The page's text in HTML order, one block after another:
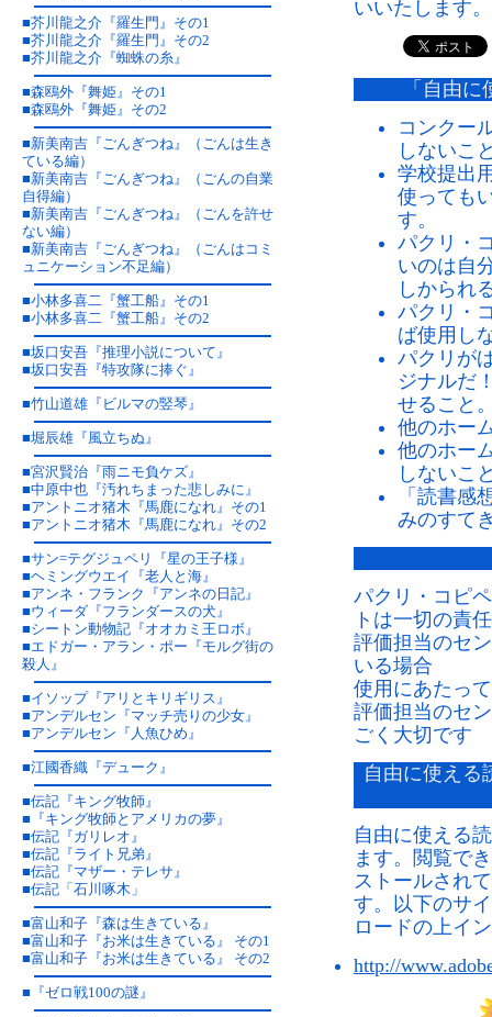
■芥川龍之介『羅生門』その1
■芥川龍之介『羅生門』その2
■芥川龍之介『蜘蛛の糸』
■森鴎外『舞姫』その1
■森鴎外『舞姫』その2
■新美南吉『ごんぎつね』（ごんは生き
ている編）
■新美南吉『ごんぎつね』（ごんの自業
自得編）
■新美南吉『ごんぎつね』（ごんを許せ
ない編）
■新美南吉『ごんぎつね』（ごんはコミ
ュニケーション不足編）
■小林多喜二『蟹工船』その1
■小林多喜二『蟹工船』その2
■坂口安吾『推理小説について』
■坂口安吾『特攻隊に捧ぐ』
■竹山道雄『ビルマの竪琴』
■堀辰雄『風立ちぬ』
■宮沢賢治『雨ニモ負ケズ』
■中原中也『汚れちまった悲しみに』
■アントニオ猪木『馬鹿になれ』その1
■アントニオ猪木『馬鹿になれ』その2
■サン=テグジュペリ『星の王子様』
■ヘミングウエイ『老人と海』
■アンネ・フランク『アンネの日記』
■ウィーダ『フランダースの犬』
■シートン動物記『オオカミ王ロボ』
■エドガー・アラン・ポー『モルグ街の
殺人』
■イソップ『アリとキリギリス』
■アンデルセン『マッチ売りの少女』
■アンデルセン『人魚ひめ』
■江國香織『デューク』
■伝記『キング牧師』
■ 『キング牧師とアメリカの夢』
■伝記『ガリレオ』
■伝記『ライト兄弟』
■伝記『マザー・テレサ』
■伝記「石川啄木」
■富山和子『森は生きている』
■富山和子『お米は生きている』 その1
■富山和子『お米は生きている』 その2
■ 『ゼロ戦100の謎』
いいたします。
「自由
コンクー
しないこ
学校提出
使っても
す。
パクリ・
いのは自
しかられ
パクリ・
ば使用し
パクリが
ジナルだ
せること
他のホー
他のホー
しないこ
「読書感
みのすて
パクリ・コピ
トは一切の責
評価担当のセ
いる場合
使用にあたっ
評価担当のセ
ごく大切です
自由に使える
自由に使える
ます。閲覧で
ストールされ
す。以下のサ
ロードの上イ
http://